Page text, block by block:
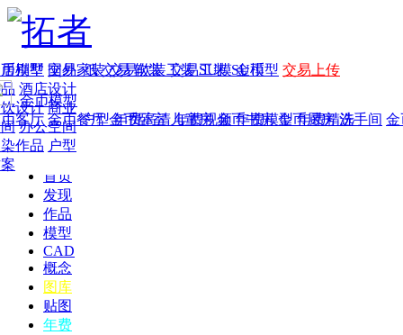
首页
发现
年费 作品 图纸 交易 软装 工装 SU模 金币
年费版块
费图纸 年费户型 年费高清 年费视频 年费模型 年费精选
作品
别墅 国外
酒店设计
设计 商业
办公空间
作品 户型
模型
模型 交易家装 交易软装 交易工装 SU模型 交易上传
金币模型
客厅 金币餐厅 金币卧室 儿童房 金币书房 金币厨房 洗手间 金
CAD
概念
图库
贴图
年费